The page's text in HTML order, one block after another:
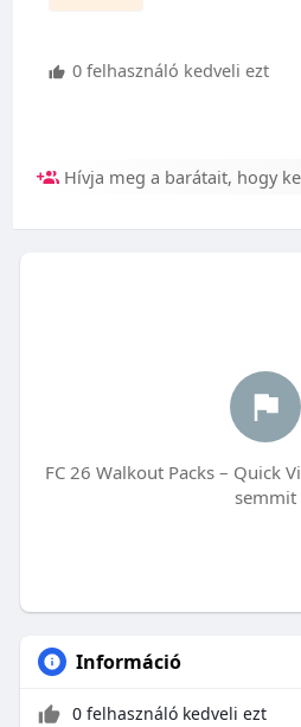
0 felhasználó kedveli ezt
Hívja meg a barátait, hogy
FC 26 Walkout Packs – Quick
semmit
Információ
0 felhasználó kedveli ezt